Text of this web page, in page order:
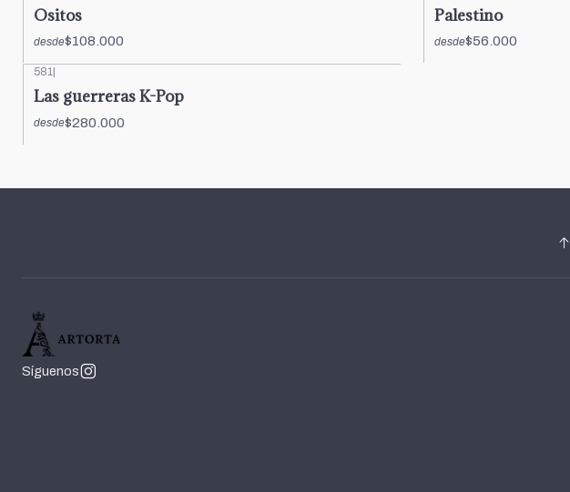
Ositos
desde$108.000
Palestino
desde$56.000
581
Las guerreras K-Pop
desde$280.000
Síguenos